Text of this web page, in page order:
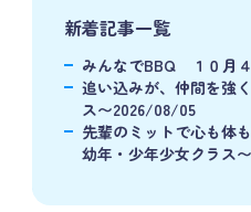
新着記事一覧
みんなでBBQ １０月
追い込みが、仲間を強
ス〜2026/08/05
先輩のミットで心も体
幼年・少年少女クラス